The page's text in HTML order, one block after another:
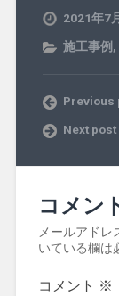
2021年7
施工事例,
Previous
Next post
コメン
メールアドレ
いている欄は
コメント ※